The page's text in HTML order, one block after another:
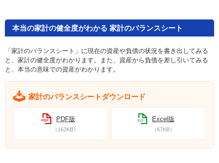
本当の家計の健全度がわかる 家計のバランスシート
「家計のバランスシート」に現在の資産や負債の状況を書き出してみる
と、家計の健全度がわかります。また、資産から負債を差し引いてみる
と、本当の意味での資産がわかります。
家計のバランスシートダウンロード
PDF版
（162KB）
Excel版
（67KB）